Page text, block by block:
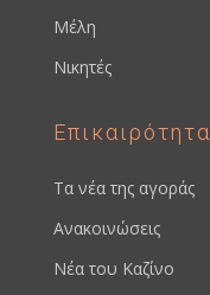
Μέλη
Νικητές
Επικαιρότητα
Τα νέα της αγοράς
Ανακοινώσεις
Νέα του Καζίνο